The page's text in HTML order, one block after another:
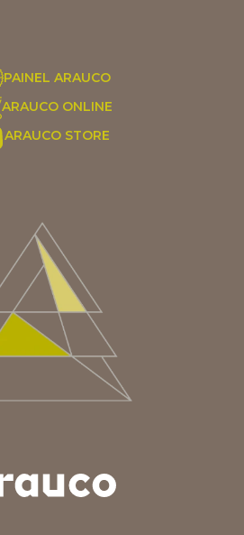
AUS/NZ
PAINEL ARAUCO
ARAUCO ONLINE
ARAUCO STORE